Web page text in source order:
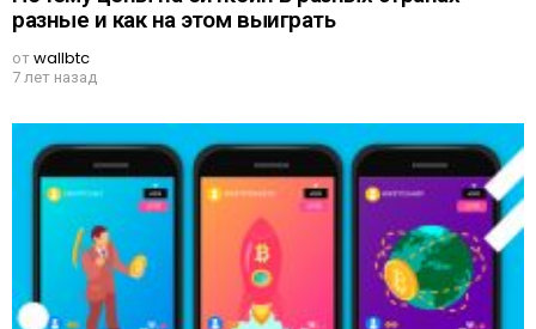
разные и как на этом выиграть
отwallbtc
7 лет назад